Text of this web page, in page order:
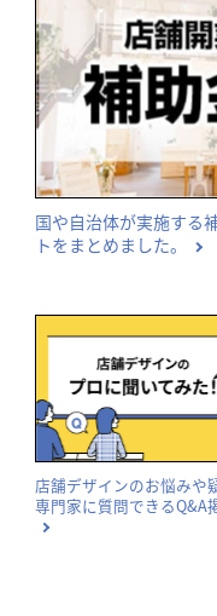
国や自治体が実施する
トをまとめました。
店舗デザインのお悩みや
専門家に質問できるQ&A